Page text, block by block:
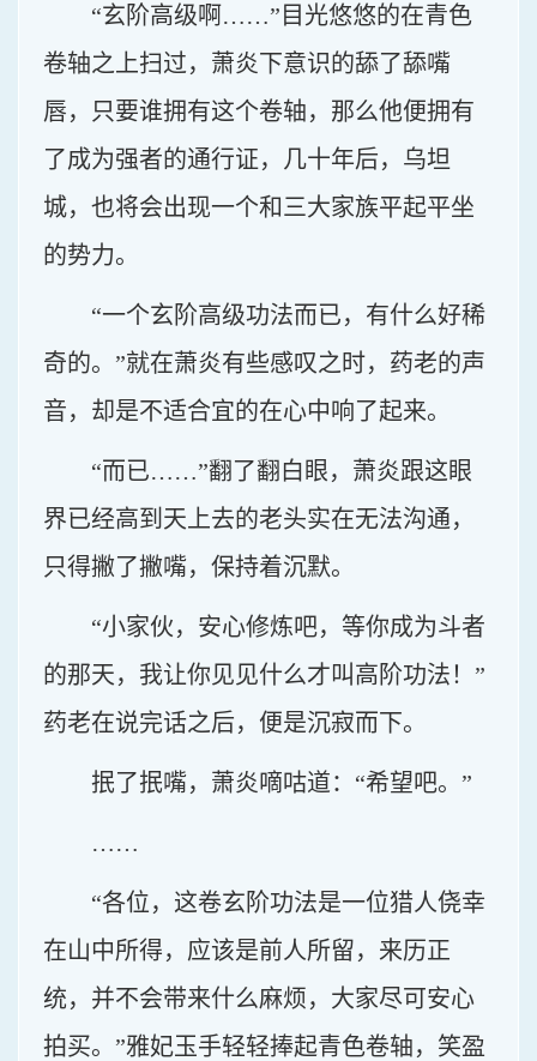
“玄阶高级啊……”目光悠悠的在青色
卷轴之上扫过，萧炎下意识的舔了舔嘴
唇，只要谁拥有这个卷轴，那么他便拥有
了成为强者的通行证，几十年后，乌坦
城，也将会出现一个和三大家族平起平坐
的势力。
“一个玄阶高级功法而已，有什么好稀
奇的。”就在萧炎有些感叹之时，药老的声
音，却是不适合宜的在心中响了起来。
“而已……”翻了翻白眼，萧炎跟这眼
界已经高到天上去的老头实在无法沟通，
只得撇了撇嘴，保持着沉默。
“小家伙，安心修炼吧，等你成为斗者
的那天，我让你见见什么才叫高阶功法！”
药老在说完话之后，便是沉寂而下。
抿了抿嘴，萧炎嘀咕道：“希望吧。”
……
“各位，这卷玄阶功法是一位猎人侥幸
在山中所得，应该是前人所留，来历正
统，并不会带来什么麻烦，大家尽可安心
拍买。”雅妃玉手轻轻捧起青色卷轴，笑盈